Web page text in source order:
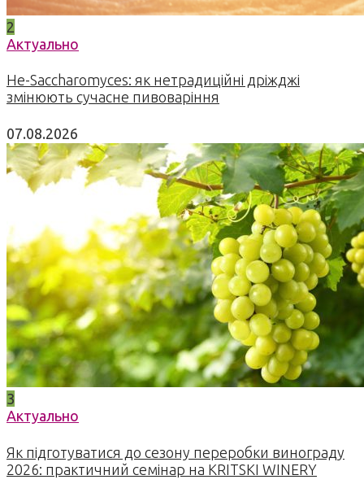
2
Актуально
Не-Saccharomyces: як нетрадиційні дріжджі
змінюють сучасне пивоваріння
07.08.2026
3
Актуально
Як підготуватися до сезону переробки винограду
2026: практичний семінар на KRITSKI WINERY